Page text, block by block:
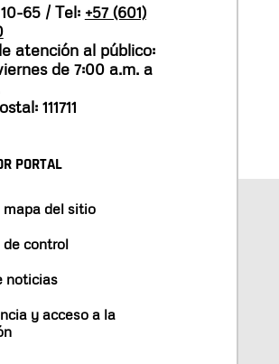
65 / Tel: +57 (601)
atención al público:
de 7:00 a.m. a
111711
PORTAL
mapa del sitio
de control
noticias
y acceso a la